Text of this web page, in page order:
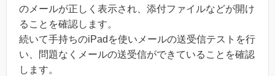
のメールが正しく表示され、添付ファイルなどが開け
ることを確認します。
続いて手持ちのiPadを使いメールの送受信テストを行
い、問題なくメールの送受信ができていることを確認
します。